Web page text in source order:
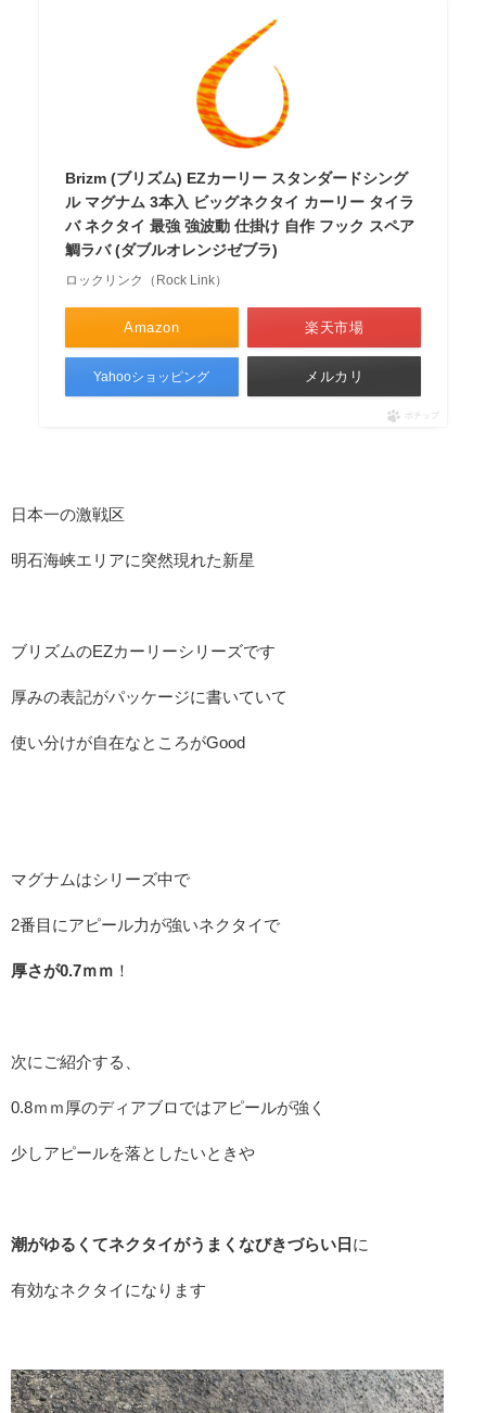
Brizm (ブリズム) EZカーリー スタンダードシング
ル マグナム 3本入 ビッグネクタイ カーリー タイラ
バ ネクタイ 最強 強波動 仕掛け 自作 フック スペア
鯛ラバ (ダブルオレンジゼブラ)
ロックリンク（Rock Link）
Amazon 楽天市場
Yahooショッピング メルカリ
ポチップ
日本一の激戦区
明石海峡エリアに突然現れた新星
ブリズムのEZカーリーシリーズです
厚みの表記がパッケージに書いていて
使い分けが自在なところがGood
マグナムはシリーズ中で
2番目にアピール力が強いネクタイで
厚さが0.7ｍｍ ！
次にご紹介する、
0.8ｍｍ厚のディアブロではアピールが強く
少しアピールを落としたいときや
潮がゆるくてネクタイがうまくなびきづらい日 に
有効なネクタイになります